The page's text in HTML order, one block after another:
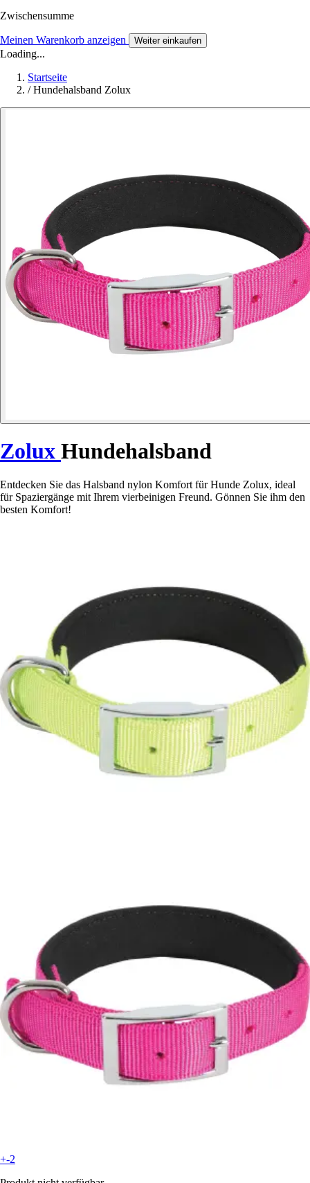
Zwischensumme
Meinen Warenkorb anzeigen Weiter einkaufen
Loading...
Startseite
/ Hundehalsband Zolux
Zolux Hundehalsband
Entdecken Sie das Halsband nylon Komfort für Hunde Zolux, ideal
für Spaziergänge mit Ihrem vierbeinigen Freund. Gönnen Sie ihm den
besten Komfort!
+-2